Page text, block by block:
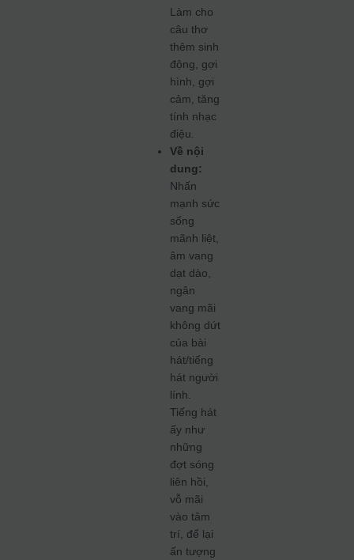
Làm cho
câu thơ
thêm sinh
động, gợi
hình, gợi
cảm, tăng
tính nhạc
điệu.
Về nội
dung:
Nhấn
mạnh sức
sống
mãnh liệt,
âm vang
dạt dào,
ngân
vang mãi
không dứt
của bài
hát/tiếng
hát người
lính.
Tiếng hát
ấy như
những
đợt sóng
liên hồi,
vỗ mãi
vào tâm
trí, để lại
ấn tượng